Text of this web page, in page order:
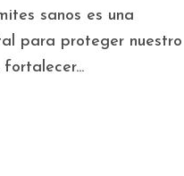
para proteger nuestro